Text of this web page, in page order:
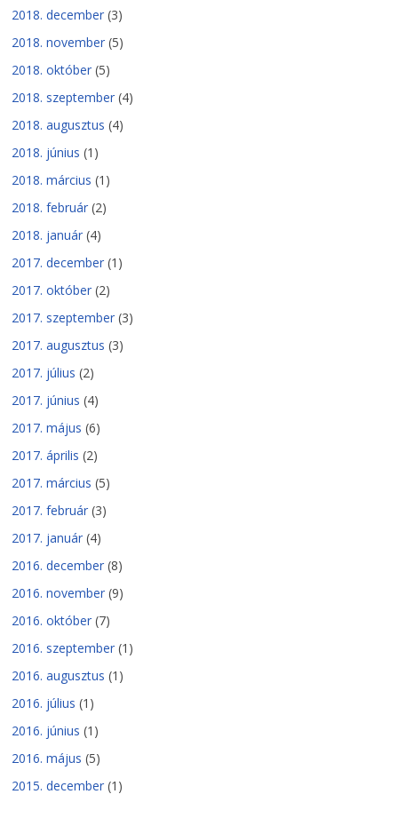
2018. december (3)
2018. november (5)
2018. október (5)
2018. szeptember (4)
2018. augusztus (4)
2018. június (1)
2018. március (1)
2018. február (2)
2018. január (4)
2017. december (1)
2017. október (2)
2017. szeptember (3)
2017. augusztus (3)
2017. július (2)
2017. június (4)
2017. május (6)
2017. április (2)
2017. március (5)
2017. február (3)
2017. január (4)
2016. december (8)
2016. november (9)
2016. október (7)
2016. szeptember (1)
2016. augusztus (1)
2016. július (1)
2016. június (1)
2016. május (5)
2015. december (1)